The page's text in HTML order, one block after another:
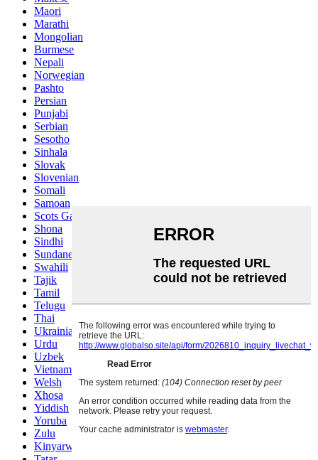
Maori
Marathi
Mongolian
Burmese
Nepali
Norwegian
Pashto
Persian
Punjabi
Serbian
Sesotho
Sinhala
Slovak
Slovenian
Somali
Samoan
Scots Gaelic
Shona
Sindhi
Sundanese
Swahili
Tajik
Tamil
Telugu
Thai
Ukrainian
Urdu
Uzbek
Vietnamese
Welsh
Xhosa
Yiddish
Yoruba
Zulu
Kinyarwanda